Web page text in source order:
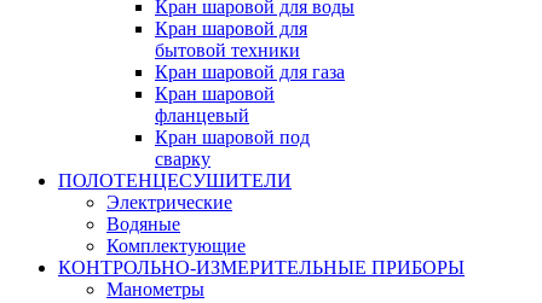
Кран шаровой для воды
Кран шаровой для
бытовой техники
Кран шаровой для газа
Кран шаровой
фланцевый
Кран шаровой под
сварку
ПОЛОТЕНЦЕСУШИТЕЛИ
Электрические
Водяные
Комплектующие
КОНТРОЛЬНО-ИЗМЕРИТЕЛЬНЫЕ ПРИБОРЫ
Манометры